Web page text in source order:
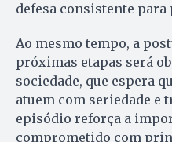
defesa consistente
Ao mesmo tempo, a
próximas etapas será
sociedade, que espera
atuem com seriedade e
episódio reforça a
comprometido com